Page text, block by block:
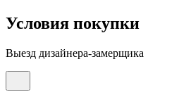
Условия покупки
Выезд дизайнера-замерщика